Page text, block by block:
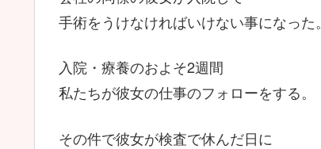
手術をうけなければいけない事になった。
入院・療養のおよそ2週間
私たちが彼女の仕事のフォローをする。
その件で彼女が検査で休んだ日に